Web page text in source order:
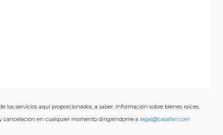
los servicios aquí proporcionados, a saber, información sobre bienes raíces,
cancelación en cualquier momento dirigiéndome a legal@casafari.com